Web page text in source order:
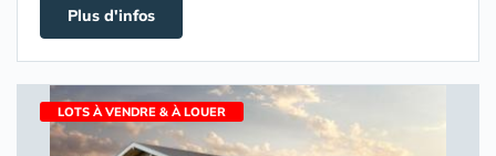
Plus d'infos
LOTS À VENDRE & À LOUER